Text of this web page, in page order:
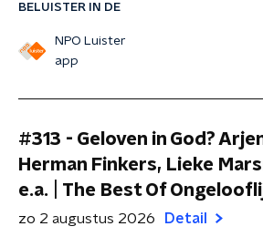
BELUISTER IN DE
NPO Luister
app
#313 - Geloven in God?
Herman Finkers, Lieke
e.a. | The Best Of
zo 2 augustus 2026 Detail